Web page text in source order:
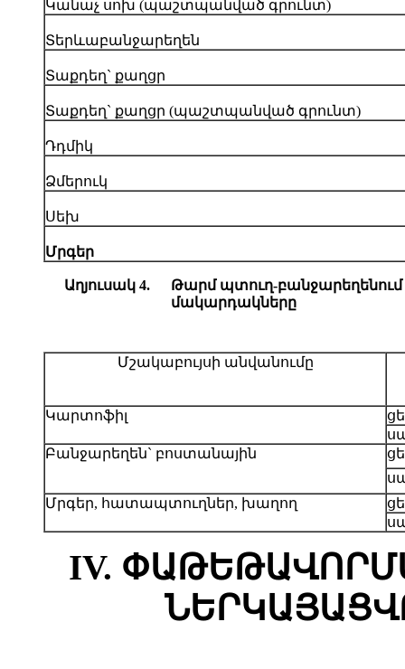
Կանաչ սոխ (պաշտպանված գրունտ)
Տերևաբանջարեղեն
Տաքդեղ` քաղցր
Տաքդեղ` քաղցր (պաշտպանված գրունտ)
Դդմիկ
Ձմերուկ
Սեխ
Մրգեր
Աղյուսակ 4.
Թարմ պտուղ-բանջարեղենում
մակարդակները
Մշակաբույսի անվանումը
Կարտոֆիլ
Բանջարեղեն` բոստանային
Մրգեր, հատապտուղներ, խաղող
IV.